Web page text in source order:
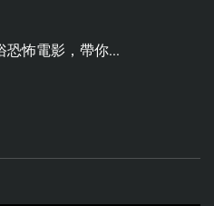
恐怖電影，帶你...